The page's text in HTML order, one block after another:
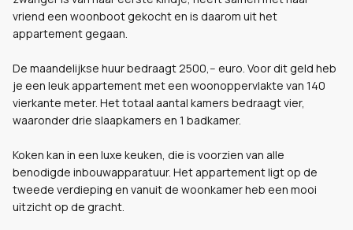
vriend een woonboot gekocht en is daarom uit het
appartement gegaan.
De maandelijkse huur bedraagt 2500,-- euro. Voor dit geld heb
je een leuk appartement met een woonoppervlakte van 140
vierkante meter. Het totaal aantal kamers bedraagt vier,
waaronder drie slaapkamers en 1 badkamer.
Koken kan in een luxe keuken, die is voorzien van alle
benodigde inbouwapparatuur. Het appartement ligt op de
tweede verdieping en vanuit de woonkamer heb een mooi
uitzicht op de gracht.